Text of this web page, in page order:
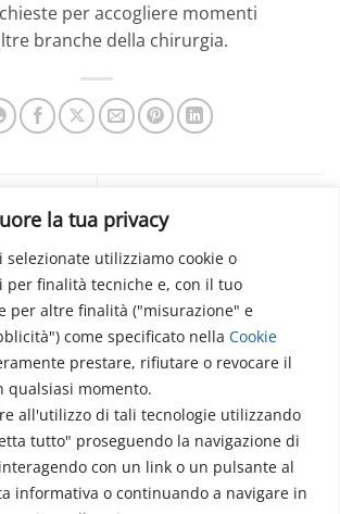
la tua privacy
selezionate utilizziamo cookie o
per finalità tecniche e, con il tuo
per altre finalità ("misurazione" e
come specificato nella Cookie
prestare, rifiutare o revocare il
qualsiasi momento.
all'utilizzo di tali tecnologie utilizzando
tutto" proseguendo la navigazione di
con un link o un pulsante al
informativa o continuando a navigare in
per accogliere momenti
branche della chirurgia.
Hands-
neurochirurgico di livello
internazionale